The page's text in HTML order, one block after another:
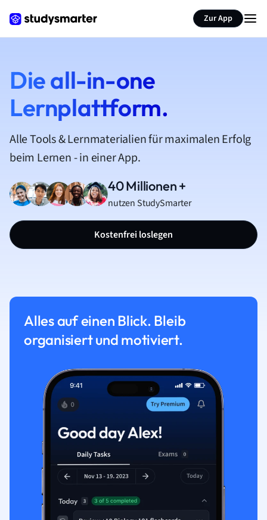
Zur App
Die all-in-one
Lernplattform.
Alle Tools & Lernmaterialien für maximalen Erfolg
beim Lernen - in einer App.
40 Millionen +
nutzen StudySmarter
Kostenfrei loslegen
Alles auf einen Blick. Bleib
organisiert und motiviert.